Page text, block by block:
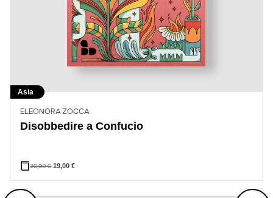
Asia
ELEONORA ZOCCA
Disobbedire a Confucio
20,00€ 19,00€